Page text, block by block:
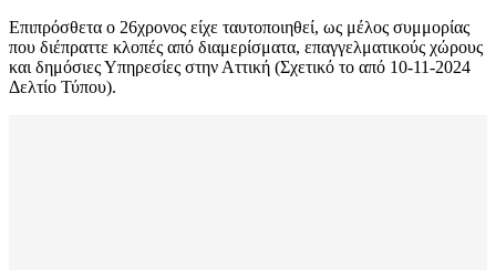
Επιπρόσθετα ο 26χρονος είχε ταυτοποιηθεί, ως μέλος συμμορίας
που διέπραττε κλοπές από διαμερίσματα, επαγγελματικούς χώρους
και δημόσιες Υπηρεσίες στην Αττική (Σχετικό το από 10-11-2024
Δελτίο Τύπου).